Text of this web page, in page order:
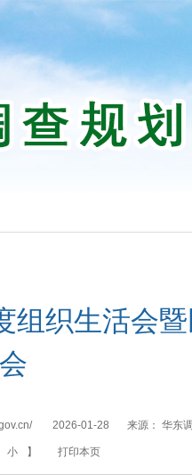
组织生活会
会
2026-01-28 来源： 华东
小 】 打印本页